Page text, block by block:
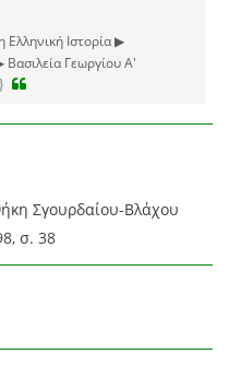
Ελληνική Ιστορία ▶
Γεωργίου Α'
Σγουρδαίου-Βλάχου
σ. 38